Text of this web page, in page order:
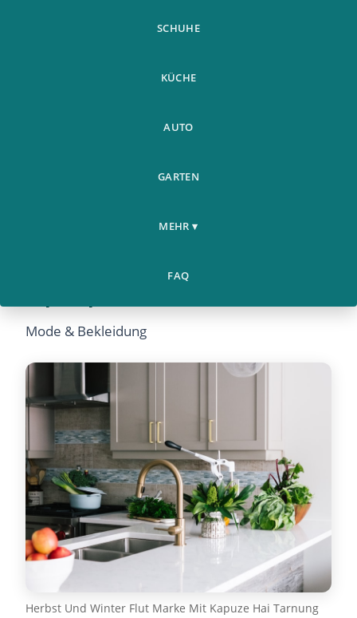
SCHUHE
KÜCHE
AUTO
GARTEN
MEHR ▾
FAQ
Mit Kapuze Hai Tarnung Jacke
Mode & Bekleidung
Herbst Und Winter Flut Marke Mit Kapuze Hai Tarnung